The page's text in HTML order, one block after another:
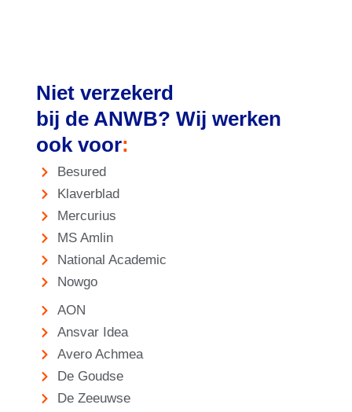
Niet verzekerd
bij de ANWB? Wij werken
ook voor:
Besured
Klaverblad
Mercurius
MS Amlin
National Academic
Nowgo
AON
Ansvar Idea
Avero Achmea
De Goudse
De Zeeuwse